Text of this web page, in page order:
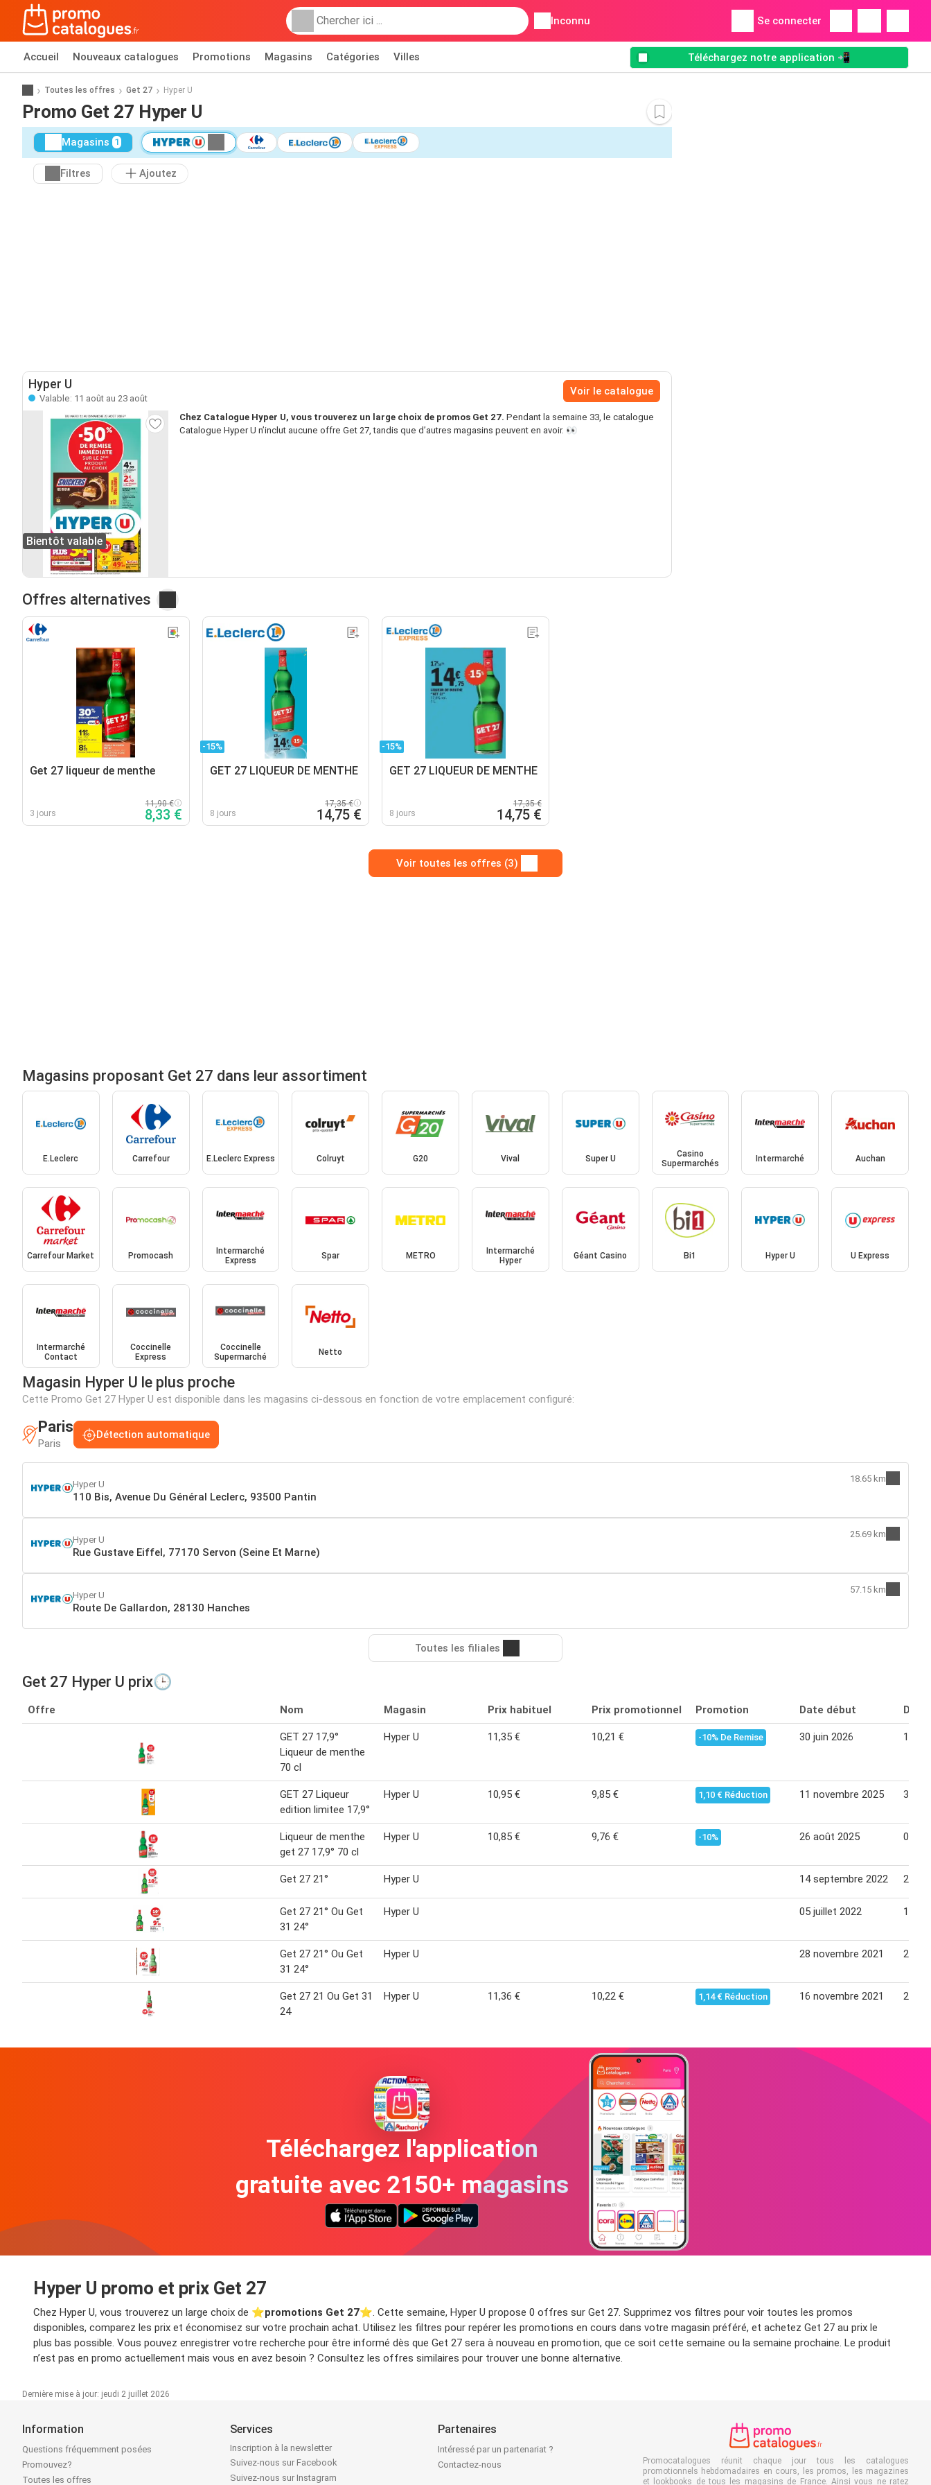
Inconnu Se connecter
Accueil Nouveaux catalogues Promotions Magasins Catégories Villes Téléchargez notre application 📲
Toutes les offres Get 27 Hyper U
Promo Get 27 Hyper U
Magasins 1
Filtres Ajoutez
Hyper U
Valable: 11 août au 23 août
Voir le catalogue
Bientôt valable
Chez Catalogue Hyper U, vous trouverez un large choix de promos Get 27. Pendant la semaine 33, le catalogue
Catalogue Hyper U n’inclut aucune offre Get 27, tandis que d’autres magasins peuvent en avoir. 👀
Offres alternatives
Get 27 liqueur de menthe
3 jours
11,90 €
8,33 €
-15%
GET 27 LIQUEUR DE MENTHE
8 jours
17,35 €
14,75 €
-15%
GET 27 LIQUEUR DE MENTHE
8 jours
17,35 €
14,75 €
Voir toutes les offres (3)
Magasins proposant Get 27 dans leur assortiment
E.Leclerc Carrefour E.Leclerc Express Colruyt G20 Vival Super U
Casino
Supermarchés
Intermarché Auchan
Carrefour Market Promocash
Intermarché
Express
Spar METRO
Intermarché
Hyper
Géant Casino Bi1 Hyper U U Express
Intermarché
Contact
Coccinelle
Express
Coccinelle
Supermarché
Netto
Magasin Hyper U le plus proche
Cette Promo Get 27 Hyper U est disponible dans les magasins ci-dessous en fonction de votre emplacement configuré:
Paris
Paris
Détection automatique
Hyper U
110 Bis, Avenue Du Général Leclerc, 93500 Pantin
18.65 km
Hyper U
Rue Gustave Eiffel, 77170 Servon (Seine Et Marne)
25.69 km
Hyper U
Route De Gallardon, 28130 Hanches
57.15 km
Toutes les filiales
Get 27 Hyper U prix🕒
Offre Nom Magasin Prix habituel Prix promotionnel Promotion Date début Date
GET 27 17,9°
Liqueur de menthe
70 cl
Hyper U 11,35 € 10,21 € -10% De Remise 30 juin 2026 12
GET 27 Liqueur
edition limitee 17,9°
Hyper U 10,95 € 9,85 € 1,10 € Réduction 11 novembre 2025 30
Liqueur de menthe
get 27 17,9° 70 cl
Hyper U 10,85 € 9,76 € -10% 26 août 2025 07
Get 27 21° Hyper U 14 septembre 2022 24
Get 27 21° Ou Get
31 24°
Hyper U 05 juillet 2022 16
Get 27 21° Ou Get
31 24°
Hyper U 28 novembre 2021 24
Get 27 21 Ou Get 31
24
Hyper U 11,36 € 10,22 € 1,14 € Réduction 16 novembre 2021 24
Téléchargez l'application
gratuite avec 2150+ magasins
Hyper U promo et prix Get 27
Chez Hyper U, vous trouverez un large choix de ⭐️promotions Get 27⭐️. Cette semaine, Hyper U propose 0 offres sur Get 27. Supprimez vos filtres pour voir toutes les promos
disponibles, comparez les prix et économisez sur votre prochain achat. Utilisez les filtres pour repérer les promotions en cours dans votre magasin préféré, et achetez Get 27 au prix le
plus bas possible. Vous pouvez enregistrer votre recherche pour être informé dès que Get 27 sera à nouveau en promotion, que ce soit cette semaine ou la semaine prochaine. Le produit
n’est pas en promo actuellement mais vous en avez besoin ? Consultez les offres similaires pour trouver une bonne alternative.
Dernière mise à jour: jeudi 2 juillet 2026
Information
Questions fréquemment posées
Promouvez?
Toutes les offres
Services
Inscription à la newsletter
Suivez-nous sur Facebook
Suivez-nous sur Instagram
Partenaires
Intéressé par un partenariat ?
Contactez-nous
Promocatalogues réunit chaque jour tous les catalogues
promotionnels hebdomadaires en cours, les promos, les magazines
et lookbooks de tous les magasins de France. Ainsi vous ne ratez